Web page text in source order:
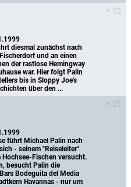
diesmal zunächst nach
und an einen
der rastlose Hemingway
war. Hier folgt Palin
bis in Sloppy Joe's
über den ...
führt Michael Palin nach
- seinem "Reiseleiter"
Fischen versucht.
besucht Palin die
Bodeguita del Media
Havannas - nur um